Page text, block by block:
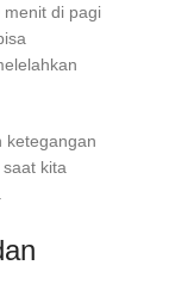
di pagi
ketegangan
kita